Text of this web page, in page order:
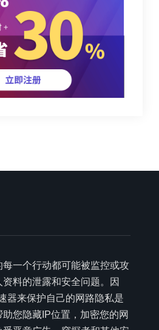
一个行动都可能被监控或攻
料的泄露和安全问题。因
器来保护自己的网路隐私是
您隐藏IP位置，加密您的网